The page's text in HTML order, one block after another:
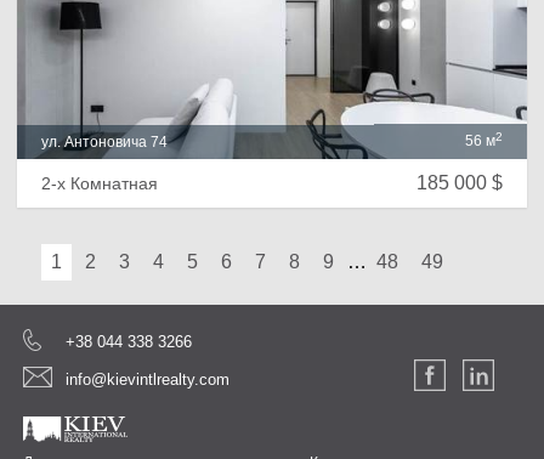
ул. Антоновича 74 56 м2
185 000 $
2-х Комнатная
1 2 3 4 5 6 7 8 9 … 48 49
+38 044 338 3266
info@kievintlrealty.com